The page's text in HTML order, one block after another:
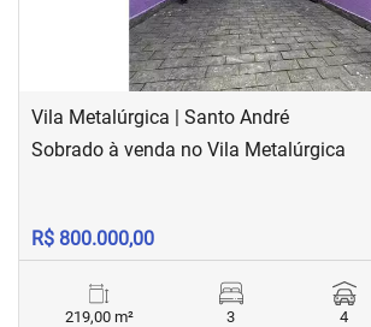
Vila Metalúrgica | Santo André
Sobrado à venda no Vila Metalúrgica
R$ 800.000,00
219,00 m²
3
4